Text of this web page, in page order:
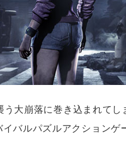
う大崩落に巻き込まれて
バルパズルアクションゲ